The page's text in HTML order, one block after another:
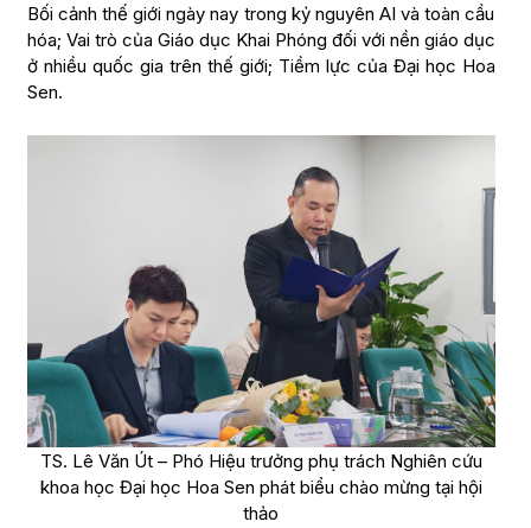
Bối cảnh thế giới ngày nay trong kỷ nguyên AI và toàn cầu
hóa; Vai trò của Giáo dục Khai Phóng đối với nền giáo dục
ở nhiều quốc gia trên thế giới; Tiềm lực của Đại học Hoa
Sen.
TS. Lê Văn Út – Phó Hiệu trưởng phụ trách Nghiên cứu
khoa học Đại học Hoa Sen phát biểu chào mừng tại hội
thảo